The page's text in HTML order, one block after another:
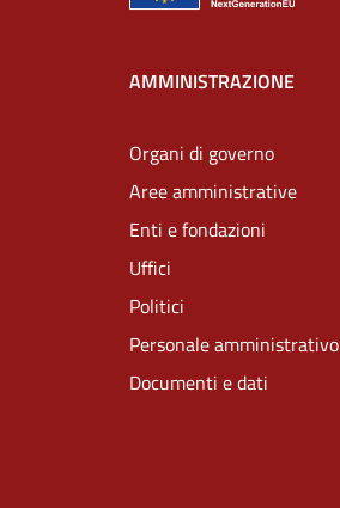
AMMINISTRAZIONE
Organi di governo
Aree amministrative
Enti e fondazioni
Uffici
Politici
Personale amministrativo
Documenti e dati